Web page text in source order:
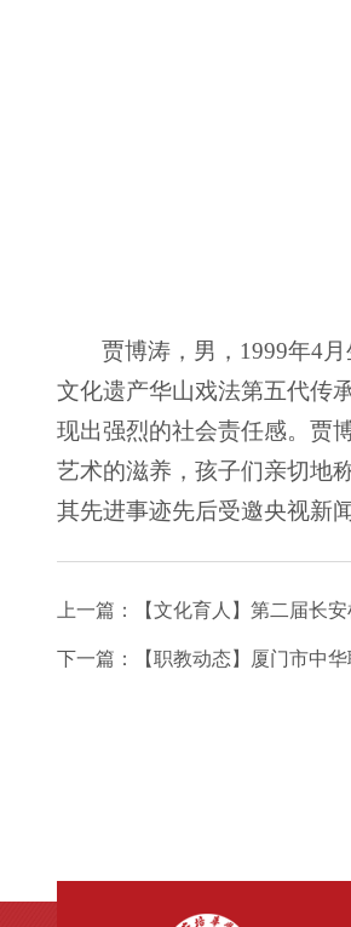
贾博涛，男，1999年4
文化遗产华山戏法第五代传
现出强烈的社会责任感。贾
艺术的滋养，孩子们亲切地
其先进事迹先后受邀央视新
上一篇： 【文化育人】第二届长
下一篇： 【职教动态】厦门市中